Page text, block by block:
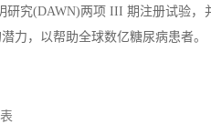
究(DAWN)两项 III 期注册试验
力，以帮助全球数亿糖尿病患者。